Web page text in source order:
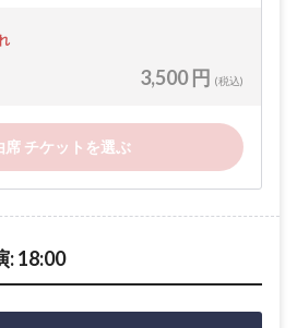
3,500 円 (税込)
席 チケットを選ぶ
: 18:00